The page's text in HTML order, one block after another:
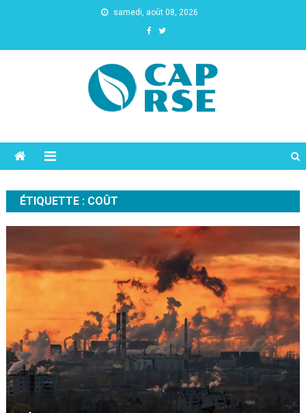
samedi, août 08, 2026
ÉTIQUETTE : COÛT